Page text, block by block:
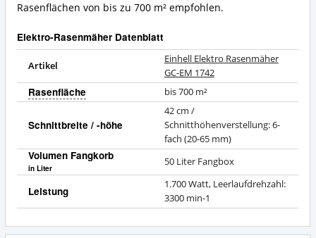
Rasenflächen von bis zu 700 m² empfohlen.
Elektro-Rasenmäher Datenblatt
Artikel
Einhell Elektro Rasenmäher
GC-EM 1742
Rasenfläche bis 700 m²
Schnittbreite / -höhe
42 cm /
Schnitthöhenverstellung: 6-
fach (20-65 mm)
Volumen Fangkorb
in Liter
50 Liter Fangbox
Leistung
1.700 Watt, Leerlaufdrehzahl:
3300 min-1